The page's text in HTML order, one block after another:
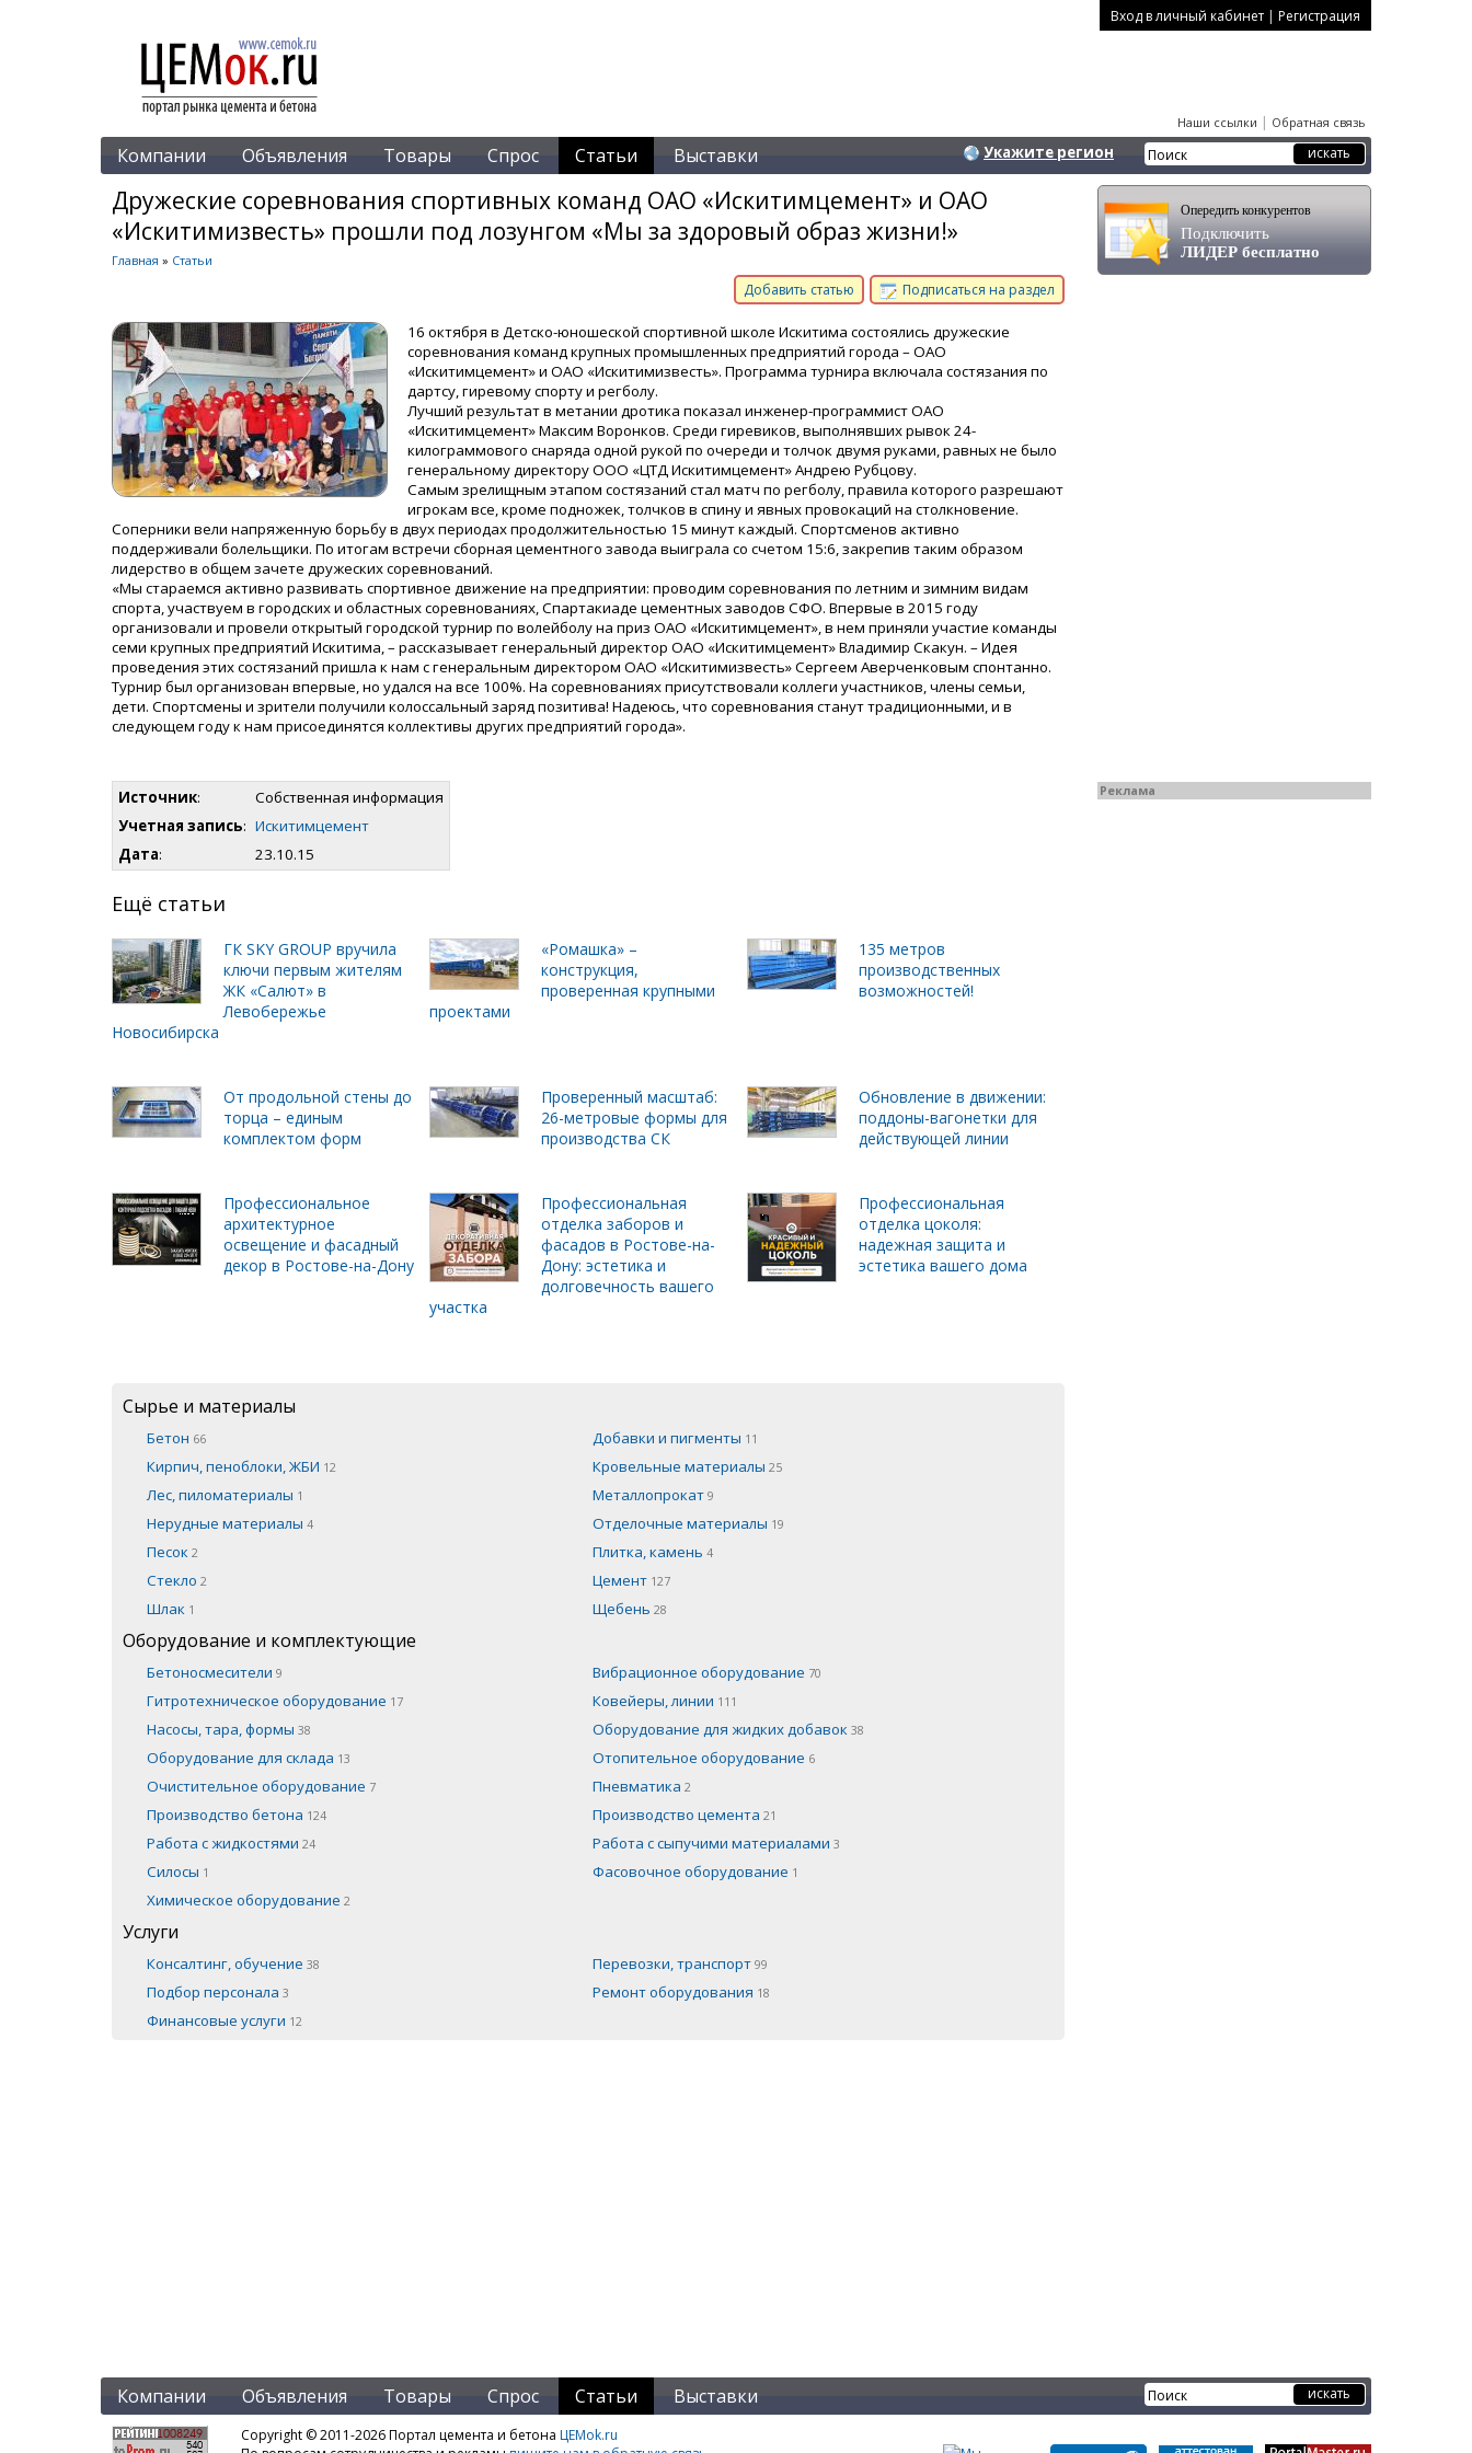
Вход в личный кабинет | Регистрация
Наши ссылки | Обратная связь
Компании Объявления Товары Спрос Статьи Выставки Укажите регион
Дружеские соревнования спортивных команд ОАО «Искитимцемент» и ОАО
«Искитимизвесть» прошли под лозунгом «Мы за здоровый образ жизни!»
Главная » Статьи
Добавить статью Подписаться на раздел
16 октября в Детско-юношеской спортивной школе Искитима состоялись дружеские
соревнования команд крупных промышленных предприятий города – ОАО
«Искитимцемент» и ОАО «Искитимизвесть». Программа турнира включала состязания по
дартсу, гиревому спорту и регболу.
Лучший результат в метании дротика показал инженер-программист ОАО
«Искитимцемент» Максим Воронков. Среди гиревиков, выполнявших рывок 24-
килограммового снаряда одной рукой по очереди и толчок двумя руками, равных не было
генеральному директору ООО «ЦТД Искитимцемент» Андрею Рубцову.
Самым зрелищным этапом состязаний стал матч по регболу, правила которого разрешают
игрокам все, кроме подножек, толчков в спину и явных провокаций на столкновение.
Соперники вели напряженную борьбу в двух периодах продолжительностью 15 минут каждый. Спортсменов активно
поддерживали болельщики. По итогам встречи сборная цементного завода выиграла со счетом 15:6, закрепив таким образом
лидерство в общем зачете дружеских соревнований.
«Мы стараемся активно развивать спортивное движение на предприятии: проводим соревнования по летним и зимним видам
спорта, участвуем в городских и областных соревнованиях, Спартакиаде цементных заводов СФО. Впервые в 2015 году
организовали и провели открытый городской турнир по волейболу на приз ОАО «Искитимцемент», в нем приняли участие команды
семи крупных предприятий Искитима, – рассказывает генеральный директор ОАО «Искитимцемент» Владимир Скакун. – Идея
проведения этих состязаний пришла к нам с генеральным директором ОАО «Искитимизвесть» Сергеем Аверченковым спонтанно.
Турнир был организован впервые, но удался на все 100%. На соревнованиях присутствовали коллеги участников, члены семьи,
дети. Спортсмены и зрители получили колоссальный заряд позитива! Надеюсь, что соревнования станут традиционными, и в
следующем году к нам присоединятся коллективы других предприятий города».
Источник:
Собственная информация
Учетная запись: Искитимцемент
Дата: 23.10.15
Ещё статьи
ГК SKY GROUP вручила
ключи первым жителям
ЖК «Салют» в
Левобережье
Новосибирска
«Ромашка» –
конструкция,
проверенная крупными
проектами
135 метров
производственных
возможностей!
От продольной стены до
торца – единым
комплектом форм
Проверенный масштаб:
26-метровые формы для
производства СК
Обновление в движении:
поддоны-вагонетки для
действующей линии
Профессиональное
архитектурное
освещение и фасадный
декор в Ростове-на-Дону
Профессиональная
отделка заборов и
фасадов в Ростове-на-
Дону: эстетика и
долговечность вашего
участка
Профессиональная
отделка цоколя:
надежная защита и
эстетика вашего дома
Сырье и материалы
Бетон 66 Добавки и пигменты 11
Кирпич, пеноблоки, ЖБИ 12 Кровельные материалы 25
Лес, пиломатериалы 1 Металлопрокат 9
Нерудные материалы 4 Отделочные материалы 19
Песок 2 Плитка, камень 4
Стекло 2 Цемент 127
Шлак 1 Щебень 28
Оборудование и комплектующие
Бетоносмесители 9 Вибрационное оборудование 70
Гитротехническое оборудование 17 Ковейеры, линии 111
Насосы, тара, формы 38 Оборудование для жидких добавок 38
Оборудование для склада 13 Отопительное оборудование 6
Очистительное оборудование 7 Пневматика 2
Производство бетона 124 Производство цемента 21
Работа с жидкостями 24 Работа с сыпучими материалами 3
Силосы 1 Фасовочное оборудование 1
Химическое оборудование 2
Услуги
Консалтинг, обучение 38 Перевозки, транспорт 99
Подбор персонала 3 Ремонт оборудования 18
Финансовые услуги 12
Опередить конкурентов
Подключить
ЛИДЕР бесплатно
Реклама
Компании Объявления Товары Спрос Статьи Выставки
Copyright © 2011-2026 Портал цемента и бетона ЦЕМok.ru